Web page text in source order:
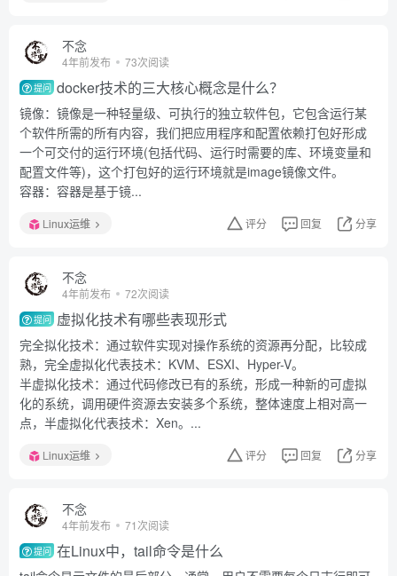
不念
4年前发布 73次阅读
提问 docker技术的三大核心概念是什么？
镜像：镜像是一种轻量级、可执行的独立软件包，它包含运行某
个软件所需的所有内容，我们把应用程序和配置依赖打包好形成
一个可交付的运行环境(包括代码、运行时需要的库、环境变量和
配置文件等)，这个打包好的运行环境就是image镜像文件。
容器：容器是基于镜...
Linux运维 评分 回复 分享
不念
4年前发布 72次阅读
提问 虚拟化技术有哪些表现形式
完全拟化技术：通过软件实现对操作系统的资源再分配，比较成
熟，完全虚拟化代表技术：KVM、ESXI、Hyper-V。
半虚拟化技术：通过代码修改已有的系统，形成一种新的可虚拟
化的系统，调用硬件资源去安装多个系统，整体速度上相对高一
点，半虚拟化代表技术：Xen。...
Linux运维 评分 回复 分享
不念
4年前发布 71次阅读
提问 在Linux中，tail命令是什么